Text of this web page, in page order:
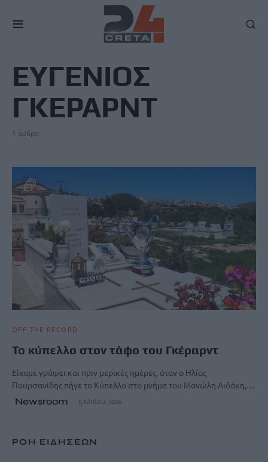
ΕΥΓΕΝΙΟΣ
ΓΚΕΡΑΡΝΤ
1 άρθρο
OFF THE RECORD
Το κύπελλο στον τάφο του Γκέραρντ
Είχαμε γράψει και πριν μερικές ημέρες, όταν ο Ηλίας
Πουρσανίδης πήγε το Κύπελλο στο μνήμα του Μανώλη Λιδάκη,…
Newsroom 5 Μαΐου, 2026
ΡΟΗ ΕΙΔΗΣΕΩΝ